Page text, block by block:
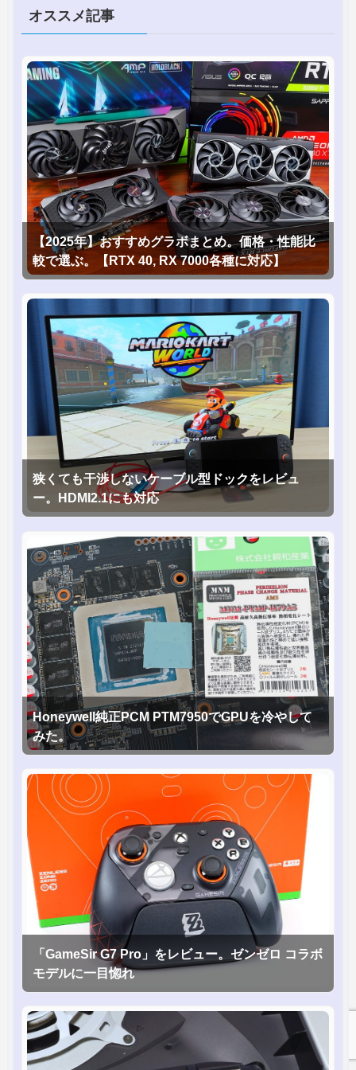
オススメ記事
【2025年】おすすめグラボまとめ。価格・性能比
較で選ぶ。【RTX 40, RX 7000各種に対応】
狭くても干渉しないケーブル型ドックをレビュ
ー。HDMI2.1にも対応
Honeywell純正PCM PTM7950でGPUを冷やして
みた。
「GameSir G7 Pro」をレビュー。ゼンゼロ コラボ
モデルに一目惚れ